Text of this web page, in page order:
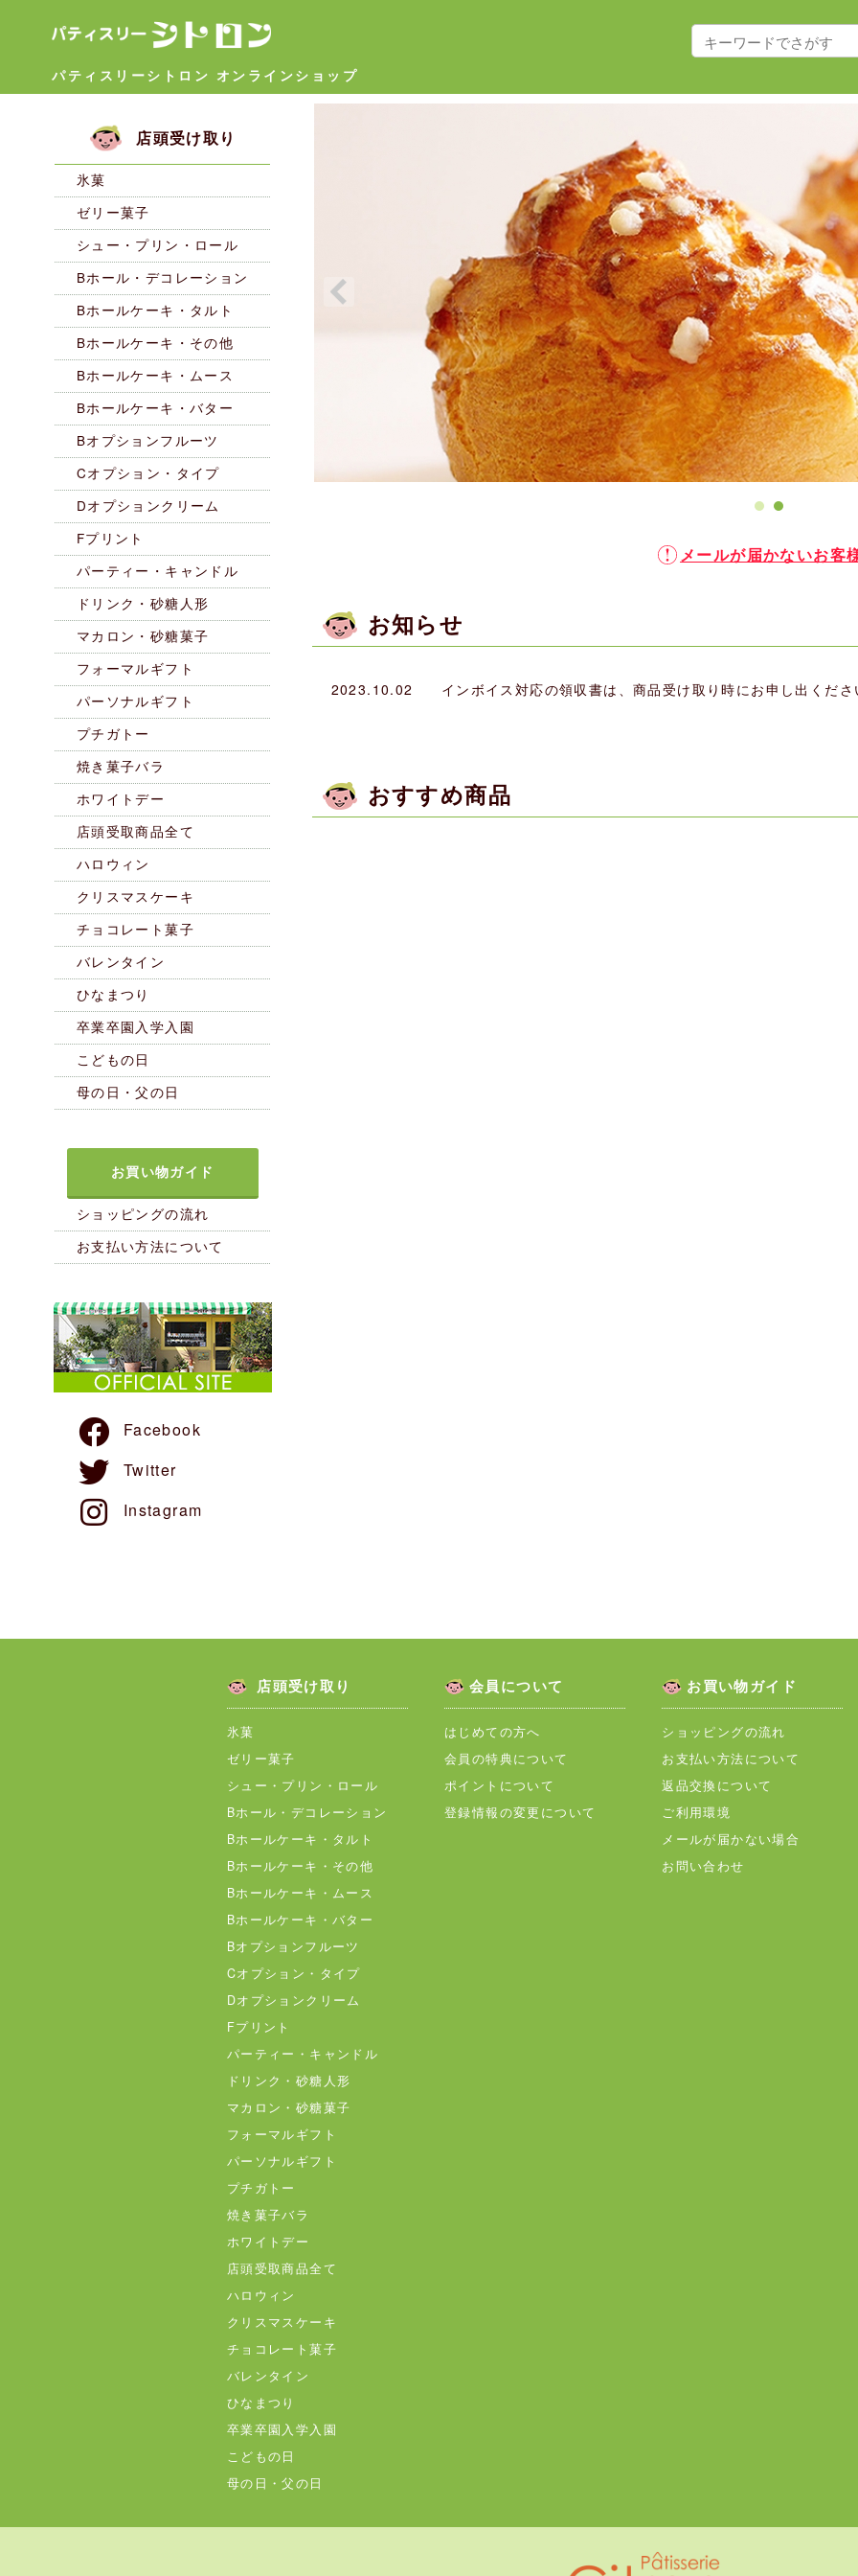
パティスリーシトロン オンラインショップ
店頭受け取り
氷菓
ゼリー菓子
シュー・プリン・ロール
Bホール・デコレーション
Bホールケーキ・タルト
Bホールケーキ・その他
Bホールケーキ・ムース
Bホールケーキ・バター
Bオプションフルーツ
Cオプション・タイプ
Dオプションクリーム
Fプリント
パーティー・キャンドル
ドリンク・砂糖人形
マカロン・砂糖菓子
フォーマルギフト
パーソナルギフト
プチガトー
焼き菓子バラ
ホワイトデー
店頭受取商品全て
ハロウィン
クリスマスケーキ
チョコレート菓子
バレンタイン
ひなまつり
卒業卒園入学入園
こどもの日
母の日・父の日
お買い物ガイド
ショッピングの流れ
お支払い方法について
Facebook
Twitter
Instagram
メールが届かないお客
お知らせ
2023.10.02 インボイス対応の領収書は、商品受け取り時にお申し出くださ
おすすめ商品
店頭受け取り
氷菓
ゼリー菓子
シュー・プリン・ロール
Bホール・デコレーション
Bホールケーキ・タルト
Bホールケーキ・その他
Bホールケーキ・ムース
Bホールケーキ・バター
Bオプションフルーツ
Cオプション・タイプ
Dオプションクリーム
Fプリント
パーティー・キャンドル
ドリンク・砂糖人形
マカロン・砂糖菓子
フォーマルギフト
パーソナルギフト
プチガトー
焼き菓子バラ
ホワイトデー
店頭受取商品全て
ハロウィン
クリスマスケーキ
チョコレート菓子
バレンタイン
ひなまつり
卒業卒園入学入園
こどもの日
母の日・父の日
会員について
はじめての方へ
会員の特典について
ポイントについて
登録情報の変更について
お買い物ガイド
ショッピングの流れ
お支払い方法について
返品交換について
ご利用環境
メールが届かない場合
お問い合わせ